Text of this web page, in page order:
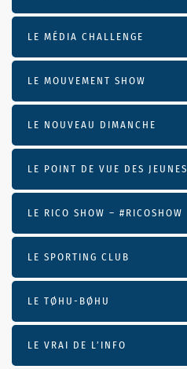
LE MÉDIA CHALLENGE
LE MOUVEMENT SHOW
LE NOUVEAU DIMANCHE
LE POINT DE VUE DES JEUNES
LE RICO SHOW – #RICOSHOW
LE SPORTING CLUB
LE TØHU-BØHU
LE VRAI DE L’INFO